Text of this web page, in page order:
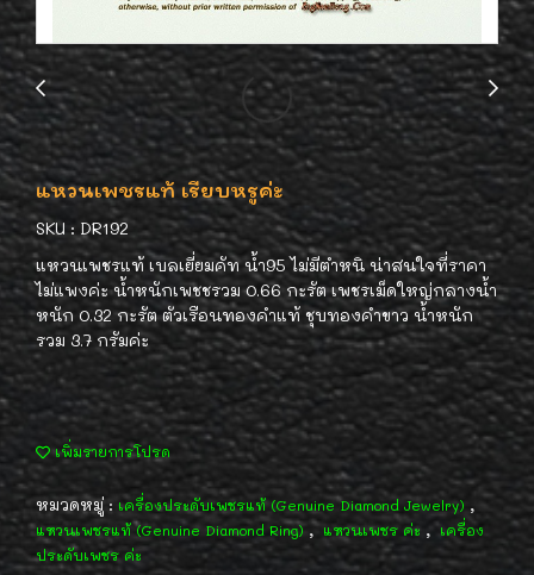
แหวนเพชรแท้ เรียบหรูค่ะ
SKU : DR192
แหวนเพชรแท้ เบลเยี่ยมคัท น้ำ95 ไม่มีตำหนิ น่าสนใจที่ราคา
ไม่แพงค่ะ น้ำหนักเพชชรวม 0.66 กะรัต เพชรเม็ดใหญ่กลางน้ำ
หนัก 0.32 กะรัต ตัวเรือนทองคำแท้ ชุบทองคำขาว น้ำหนัก
รวม 3.7 กรัมค่ะ
เพิ่มรายการโปรด
หมวดหมู่ : เครื่องประดับเพชรแท้ (Genuine Diamond Jewelry) ,
แหวนเพชรแท้ (Genuine Diamond Ring) , แหวนเพชร ค่ะ , เครื่อง
ประดับเพชร ค่ะ